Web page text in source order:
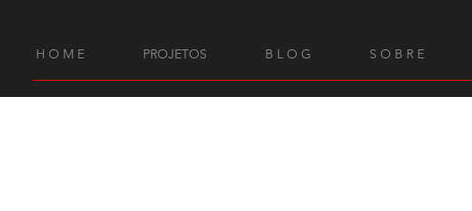
H O M E PROJETOS B L O G S O B R E